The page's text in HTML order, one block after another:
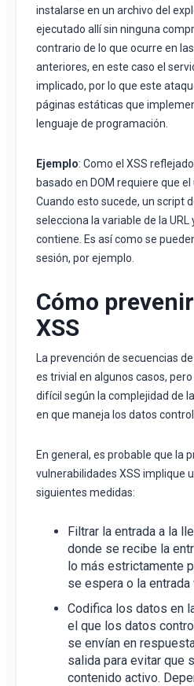
instalarse en un archivo del
ejecutado allí sin ninguna
contrario de lo que ocurre en
anteriores, en este caso el
implicado, por lo que este
páginas estáticas que
lenguaje de programación.
Ejemplo: Como el XSS
basado en DOM requiere que el
Cuando esto sucede, un script
selecciona la variable de la
contiene. Es así como se
sesión, por ejemplo.
Cómo
XSS
La prevención de secuencias
es trivial en algunos casos,
difícil según la complejidad de
en que maneja los datos
En general, es probable que la
vulnerabilidades XSS implique
siguientes medidas:
Filtrar la entrada a la
donde se recibe la
lo más estrictamente
se espera o la entrada
Codifica los datos en
el que los datos
se envían en
salida para evitar que
contenido activo.